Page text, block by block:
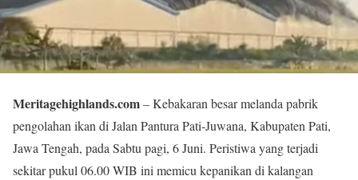
Meritagehighlands.com– Kebakaran besar melanda pabrik
pengolahan ikan di Jalan Pantura Pati-Juwana, Kabupaten Pati,
Jawa Tengah, pada Sabtu pagi, 6 Juni. Peristiwa yang terjadi
sekitar pukul 06.00 WIB ini memicu kepanikan di kalangan